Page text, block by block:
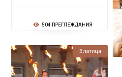
504 ПРЕГЛЕЖДАНИЯ
Златица